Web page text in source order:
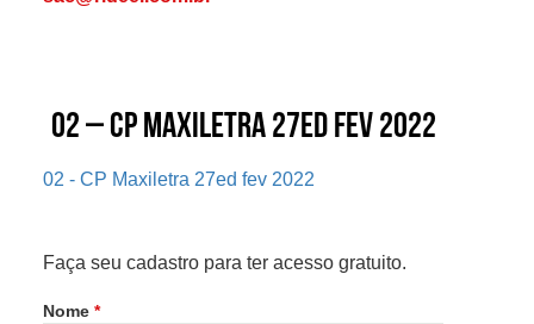
02 – CP Maxiletra 27ed fev 2022
02 - CP Maxiletra 27ed fev 2022
Faça seu cadastro para ter acesso gratuito.
Nome *